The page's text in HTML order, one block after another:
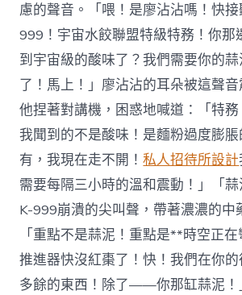
慮的聲音。「喂！是廖沾沾嗎！快
999！宇宙水餃聯盟特級特務！你那
到宇宙級的酸味了？我們需要你的
了！馬上！」廖沾沾的耳朵被這聲音
他捏著對講機，困惑地喊道：「特務
我聞到的不是酸味！是麵粉過度膨
有，我現在走不開！私人招待所設計
需要每隔三小時的溫和震動！」「
K-999崩潰的尖叫聲，帶著濃濃的中
「重點不是蒜泥！重點是**時空正
推進器快沒紅棗了！快！我們在你
多餘的東西！除了——你那缸蒜泥！